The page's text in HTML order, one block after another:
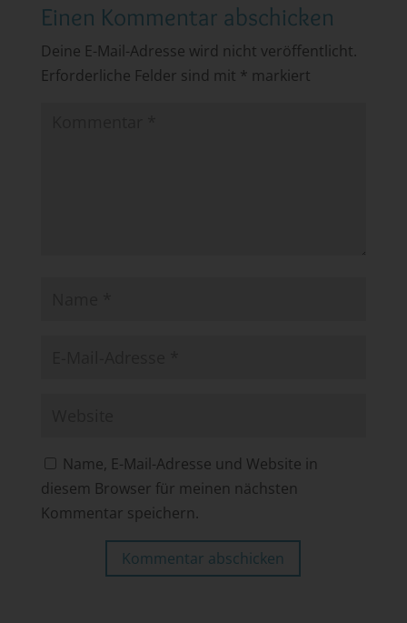
Einen Kommentar abschicken
Deine E-Mail-Adresse wird nicht veröffentlicht.
Erforderliche Felder sind mit * markiert
Name, E-Mail-Adresse und Website in
diesem Browser für meinen nächsten
Kommentar speichern.
Kommentar abschicken